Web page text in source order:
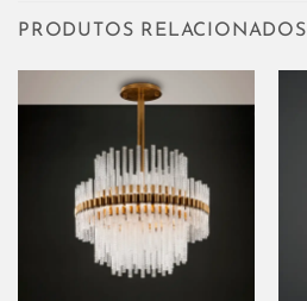
PRODUTOS RELACIONADOS